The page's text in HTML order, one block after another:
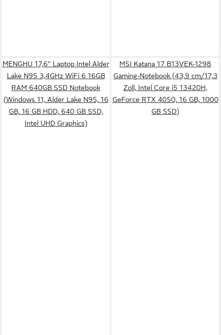
MENGHU 17,6” Laptop Intel Alder
Lake N95 3,4GHz WiFi 6 16GB
RAM 640GB SSD Notebook
(Windows 11, Alder Lake N95, 16
GB, 16 GB HDD, 640 GB SSD,
Intel UHD Graphics)
MSI Katana 17 B13VEK-1298
Gaming-Notebook (43,9 cm/17,3
Zoll, Intel Core i5 13420H,
GeForce RTX 4050, 16 GB, 1000
GB SSD)